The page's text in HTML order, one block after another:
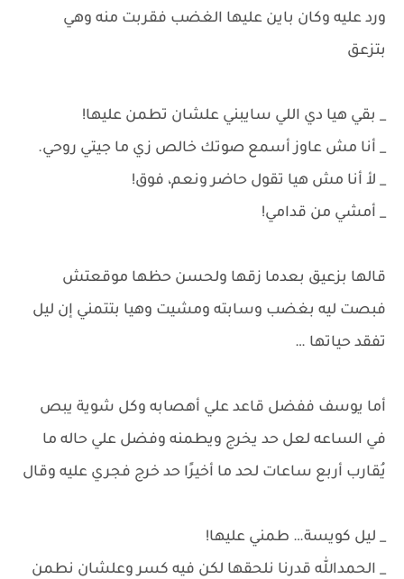
ورد عليه وكان باين عليها الغضب فقربت منه وهي
بتزعق
_ بقي هيا دي اللي سايبني علشان تطمن عليها!
_ أنا مش عاوز أسمع صوتك خالص زي ما جيتي روحي.
_ لأ أنا مش هيا تقول حاضر ونعم، فوق!
_ أمشي من قدامي!
قالها بزعيق بعدما زقها ولحسن حظها موقعتش
فبصت ليه بغضب وسابته ومشيت وهيا بتتمني إن ليل
تفقد حياتها …
أما يوسف ففضل قاعد علي أهصابه وكل شوية يبص
في الساعه لعل حد يخرج ويطمنه وفضل علي حاله ما
يُقارب أربع ساعات لحد ما أخيرًا حد خرج فجري عليه وقال
_ ليل كويسة… طمني عليها!
_ الحمدالله قدرنا نلحقها لكن فيه كسر وعلشان نطمن